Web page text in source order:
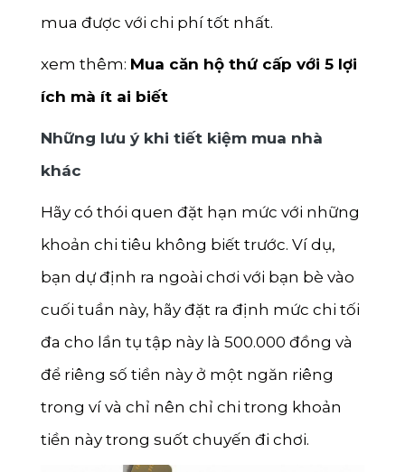
mua được với chi phí tốt nhất.
xem thêm: Mua căn hộ thứ cấp với 5 lợi
ích mà ít ai biết
Những lưu ý khi tiết kiệm mua nhà
khác
Hãy có thói quen đặt hạn mức với những
khoản chi tiêu không biết trước. Ví dụ,
bạn dự định ra ngoài chơi với bạn bè vào
cuối tuần này, hãy đặt ra định mức chi tối
đa cho lần tụ tập này là 500.000 đồng và
để riêng số tiền này ở một ngăn riêng
trong ví và chỉ nên chỉ chi trong khoản
tiền này trong suốt chuyến đi chơi.